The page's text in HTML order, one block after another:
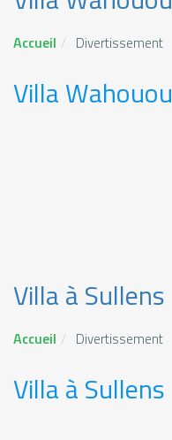
Accueil Divertissement
Villa Wahouou
Villa à Sullens
Accueil Divertissement
Villa à Sullens